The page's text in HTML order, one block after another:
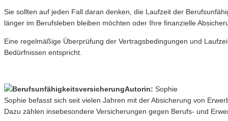
Sie sollten auf jeden Fall daran denken, die Laufzeit der
länger im Berufsleben bleiben möchten oder Ihre finanzielle
Eine regelmäßige Überprüfung der Vertragsbedingungen und
Bedürfnissen entspricht.
Autorin: Sophie
Sophie befasst sich seit vielen Jahren mit der Absicherung von
Dazu zählen insebesondere Versicherungen gegen Berufs- und